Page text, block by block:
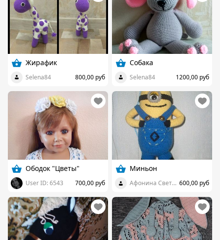
Жирафик
Selena84 800,00 руб
Собака
Selena84 1200,00 руб
Ободок "Цветы"
User ID: 6543 700,00 руб
Миньон
Афонина Светлана 600,00 руб